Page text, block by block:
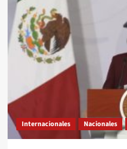
Internacionales Nacionales